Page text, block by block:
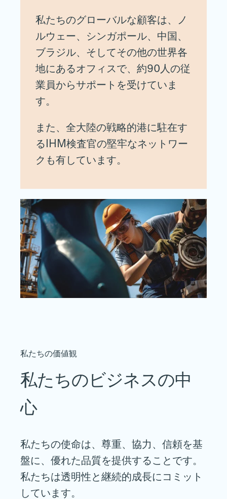
私たちのグローバルな顧客は、ノ
ルウェー、シンガポール、中国、
ブラジル、そしてその他の世界各
地にあるオフィスで、約90人の従
業員からサポートを受けていま
す。
また、全大陸の戦略的港に駐在す
るIHM検査官の堅牢なネットワー
クも有しています。
私たちの価値観
私たちのビジネスの中
心
私たちの使命は、尊重、協力、信頼を基
盤に、優れた品質を提供することです。
私たちは透明性と継続的成長にコミット
しています。